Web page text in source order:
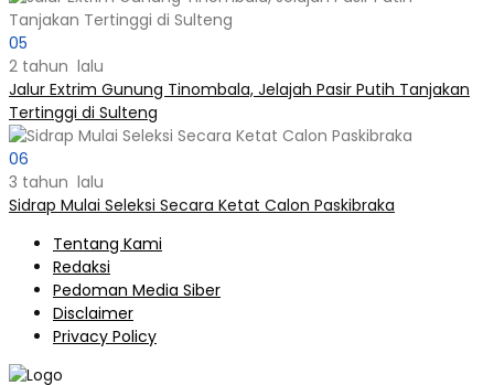
05
2 tahun lalu
Jalur Extrim Gunung Tinombala, Jelajah Pasir Putih Tanjakan
Tertinggi di Sulteng
06
3 tahun lalu
Sidrap Mulai Seleksi Secara Ketat Calon Paskibraka
Tentang Kami
Redaksi
Pedoman Media Siber
Disclaimer
Privacy Policy